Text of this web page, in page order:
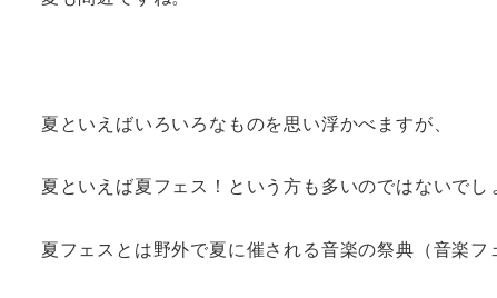
夏といえばいろいろなものを思い浮かべますが、
夏といえば夏フェス！という方も多いのではないでし
夏フェスとは野外で夏に催される音楽の祭典（音楽フ